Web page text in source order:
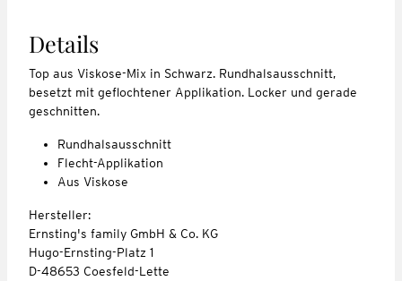
Details
Top aus Viskose-Mix in Schwarz. Rundhalsausschnitt,
besetzt mit geflochtener Applikation. Locker und gerade
geschnitten.
Rundhalsausschnitt
Flecht-Applikation
Aus Viskose
Hersteller:
Ernsting's family GmbH & Co. KG
Hugo-Ernsting-Platz 1
D-48653 Coesfeld-Lette